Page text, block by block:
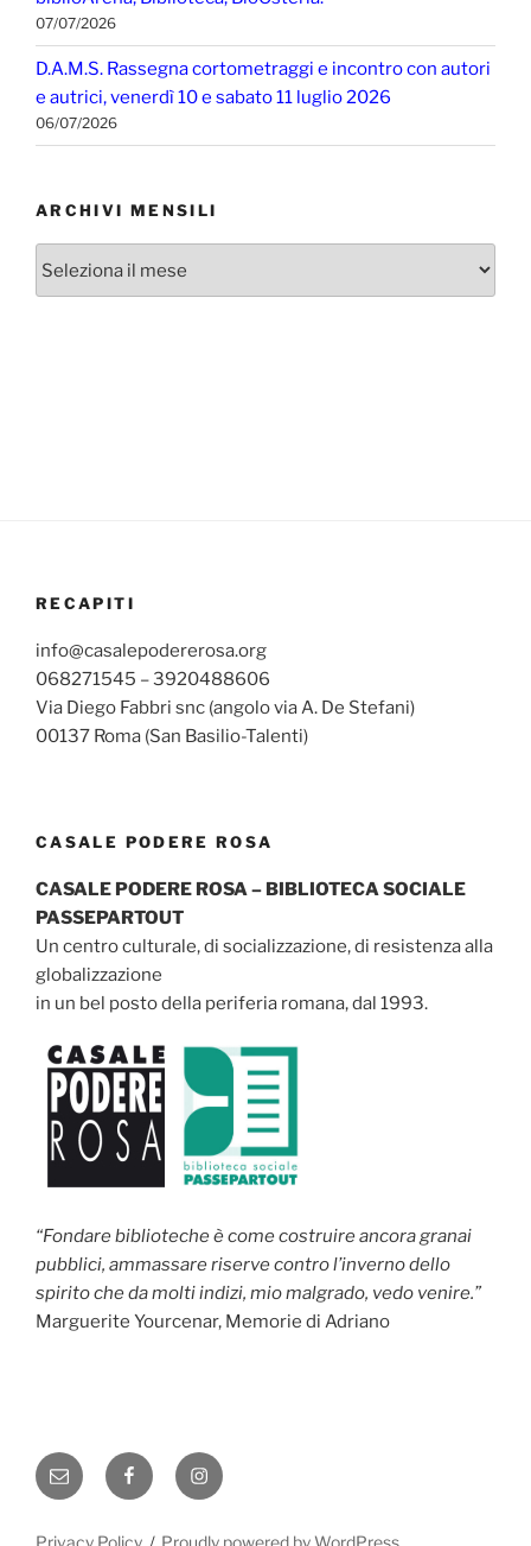
07/07/2026
D.A.M.S. Rassegna cortometraggi e incontro con autori
e autrici, venerdì 10 e sabato 11 luglio 2026
06/07/2026
ARCHIVI MENSILI
RECAPITI
info@casalepodererosa.org
068271545 – 3920488606
Via Diego Fabbri snc (angolo via A. De Stefani)
00137 Roma (San Basilio-Talenti)
CASALE PODERE ROSA
CASALE PODERE ROSA – BIBLIOTECA SOCIALE
PASSEPARTOUT
Un centro culturale, di socializzazione, di resistenza alla
globalizzazione
in un bel posto della periferia romana, dal 1993.
“Fondare biblioteche è come costruire ancora granai
pubblici, ammassare riserve contro l’inverno dello
spirito che da molti indizi, mio malgrado, vedo venire.”
Marguerite Yourcenar, Memorie di Adriano
Email FacebookInstagram
Privacy Policy Proudly powered by WordPress